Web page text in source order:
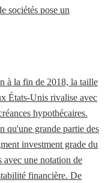
sociétés pose un
à la fin de 2018, la taille
États-Unis rivalise avec
hypothécaires.
qu'une grande partie des
investment grade du
avec une notation de
financière. De